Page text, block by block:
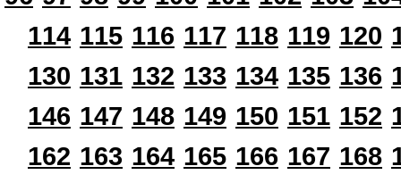
114 115 116 117 118 119 120
130 131 132 133 134 135 136
146 147 148 149 150 151 152
162 163 164 165 166 167 168